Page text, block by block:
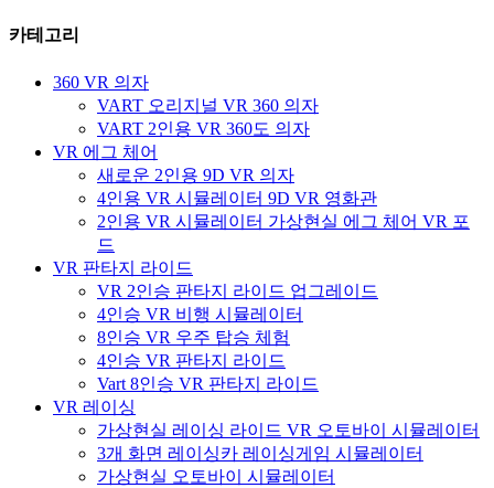
카테고리
360 VR 의자
VART 오리지널 VR 360 의자
VART 2인용 VR 360도 의자
VR 에그 체어
새로운 2인용 9D VR 의자
4인용 VR 시뮬레이터 9D VR 영화관
2인용 VR 시뮬레이터 가상현실 에그 체어 VR 포
드
VR 판타지 라이드
VR 2인승 판타지 라이드 업그레이드
4인승 VR 비행 시뮬레이터
8인승 VR 우주 탑승 체험
4인승 VR 판타지 라이드
Vart 8인승 VR 판타지 라이드
VR 레이싱
가상현실 레이싱 라이드 VR 오토바이 시뮬레이터
3개 화면 레이싱카 레이싱게임 시뮬레이터
가상현실 오토바이 시뮬레이터